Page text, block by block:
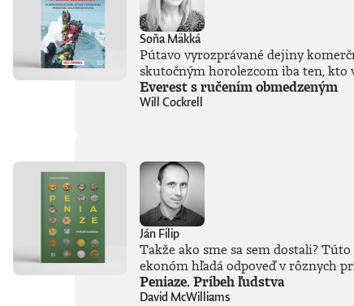
Soňa Mäkká
Pútavo vyrozprávané dejiny
skutočným horolezcom iba ten, kto
Everest s ručením obmedzeným
Will Cockrell
Ján Filip
Takže ako sme sa sem dostali?
ekonóm hľadá odpoveď v rôznych
Peniaze. Príbeh ľudstva
David McWilliams